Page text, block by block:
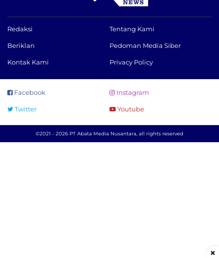
Redaksi Tentang Kami
Beriklan Pedoman Media Siber
Kontak Kami Privacy Policy
Facebook Instagram
Twitter Youtube
©2021 - 2026 PT Abata Media Nusantara, all rights reserved
×